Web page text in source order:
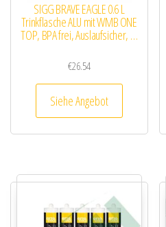
SIGG BRAVE EAGLE 0.6 L
Trinkflasche ALU mit WMB ONE
TOP, BPA frei, Auslaufsicher, …
€26.54
Siehe Angebot